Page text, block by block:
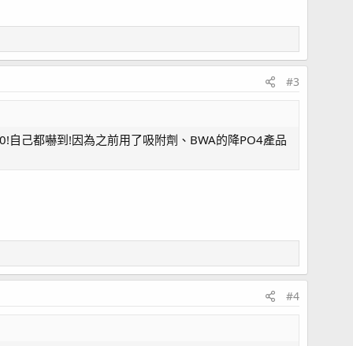
#3
己都嚇到!因為之前用了吸附劑、BWA的降PO4產品
#4